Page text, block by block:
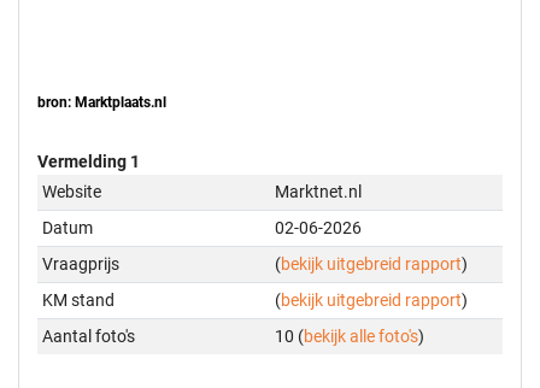
bron: Marktplaats.nl
Vermelding 1
Website
Marktnet.nl
Datum
02-06-2026
Vraagprijs
(bekijk uitgebreid rapport)
KM stand
(bekijk uitgebreid rapport)
Aantal foto's
10 (bekijk alle foto's)